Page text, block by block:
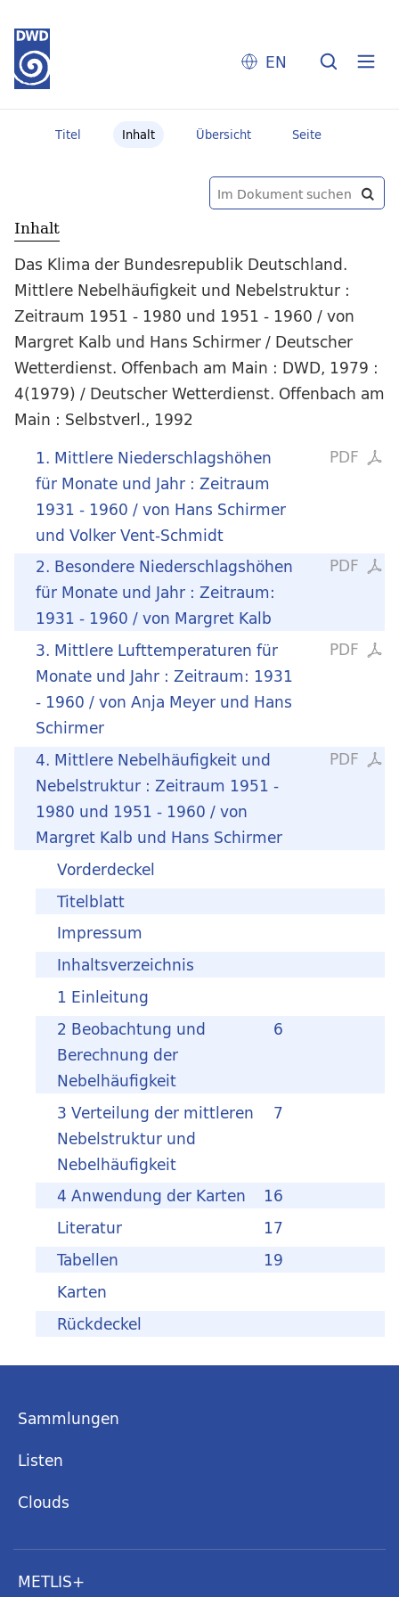
EN
Titel Inhalt Übersicht Seite
Inhalt
Das Klima der Bundesrepublik Deutschland.
Mittlere Nebelhäufigkeit und Nebelstruktur :
Zeitraum 1951 - 1980 und 1951 - 1960 / von
Margret Kalb und Hans Schirmer / Deutscher
Wetterdienst. Offenbach am Main : DWD, 1979 :
4(1979) / Deutscher Wetterdienst. Offenbach am
Main : Selbstverl., 1992
PDF
1. Mittlere Niederschlagshöhen
für Monate und Jahr : Zeitraum
1931 - 1960 / von Hans Schirmer
und Volker Vent-Schmidt
PDF
2. Besondere Niederschlagshöhen
für Monate und Jahr : Zeitraum:
1931 - 1960 / von Margret Kalb
PDF
3. Mittlere Lufttemperaturen für
Monate und Jahr : Zeitraum: 1931
- 1960 / von Anja Meyer und Hans
Schirmer
PDF
4. Mittlere Nebelhäufigkeit und
Nebelstruktur : Zeitraum 1951 -
1980 und 1951 - 1960 / von
Margret Kalb und Hans Schirmer
Vorderdeckel
Titelblatt
Impressum
Inhaltsverzeichnis
1 Einleitung
6
2 Beobachtung und
Berechnung der
Nebelhäufigkeit
7
3 Verteilung der mittleren
Nebelstruktur und
Nebelhäufigkeit
16
4 Anwendung der Karten
17
Literatur
19
Tabellen
Karten
Rückdeckel
Sammlungen
Listen
Clouds
METLIS+